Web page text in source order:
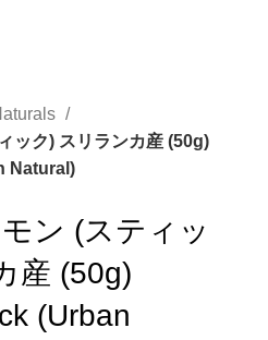
ック) スリランカ産 (50g)
Natural)
ン (スティッ
産 (50g)
(Urban